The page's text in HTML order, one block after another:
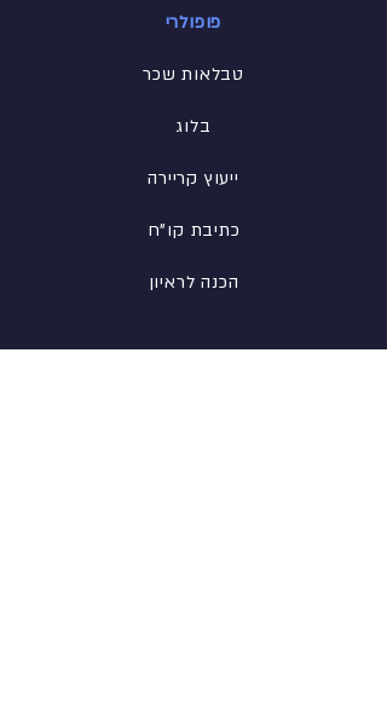
פופולרי
טבלאות שכר
בלוג
ייעוץ קריירה
כתיבת קו"ח
הכנה לראיון